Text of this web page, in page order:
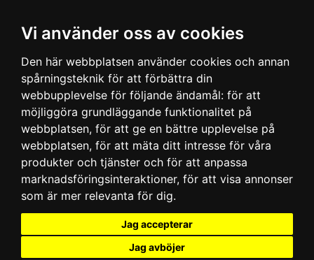
Vi använder oss av cookies
Den här webbplatsen använder cookies och annan
spårningsteknik för att förbättra din
webbupplevelse för följande ändamål: för att
möjliggöra grundläggande funktionalitet på
webbplatsen, för att ge en bättre upplevelse på
webbplatsen, för att mäta ditt intresse för våra
produkter och tjänster och för att anpassa
marknadsföringsinteraktioner, för att visa annonser
som är mer relevanta för dig.
Jag accepterar
Jag avböjer